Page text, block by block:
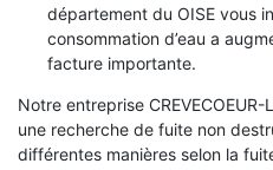
département du OISE vous
consommation d’eau a
facture importante.
Notre entreprise
une recherche de fuite non
différentes manières selon la